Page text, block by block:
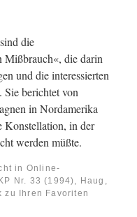
die
Mißbrauch«, die darin
und die interessierten
berichtet von
in Nordamerika
Konstellation, in der
werden müßte.
in Online-
Nr. 33 (1994), Haug,
zu Ihren Favoriten